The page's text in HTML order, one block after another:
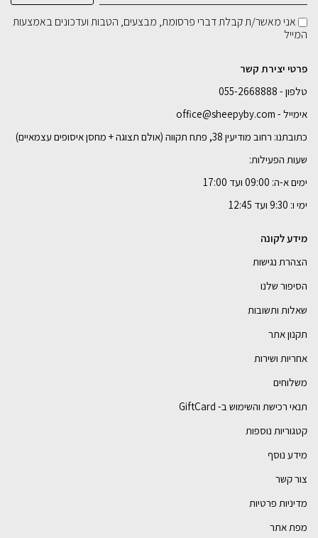
אני מאשר/ת קבלת דברי פרסומת, מבצעים, הטבות ועדכונים באמצעות
המייל
פרטי יצירת קשר
טלפון - 055-2668888
אימייל - office@sheepyby.com
כתובתנו: רחוב מודיעין 38, פתח תקווה (אולם תצוגה + מחסן איסופים עצמאיים)
שעות הפעילות:
ימים א-ה: 09:00 ועד 17:00
ימי ו: 9:30 ועד 12:45
מידע לקונה
הצהרת נגישות
הסיפור שלנו
שאלות ותשובות
תקנון אתר
אחריות ושירות
משלוחים
תנאי רכישת והשימוש ב- GiftCard
קטגוריות נוספות
מידע נוסף
צור קשר
מדיניות פרטיות
מפת אתר